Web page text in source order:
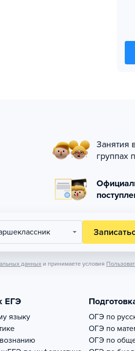
Занятия
группах
данных и принимаете условия
ЕГЭ
языку
ОГЭ по
ОГЭ по
ОГЭ по